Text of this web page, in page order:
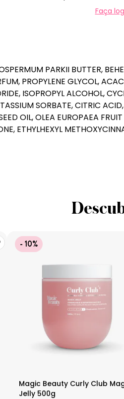
Faça
PARKII BUTTER,
PROPYLENE GLYCOL,
ISOPROPYL ALCOHOL,
SORBATE, CITRIC
OIL, OLEA EUROPAEA
ETHYLHEXYL
Magic Beauty Curly Club
Jelly 500g
- 10%